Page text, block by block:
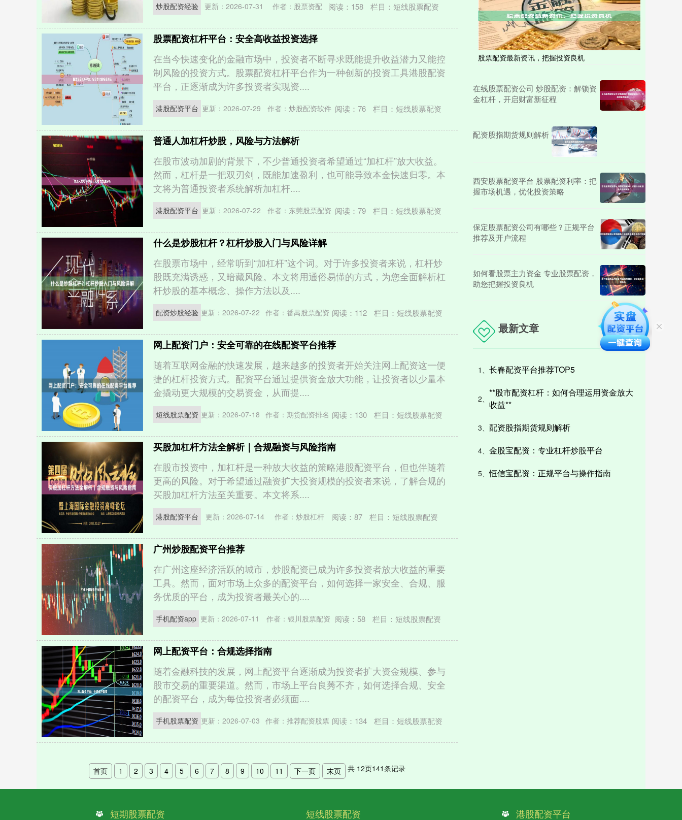
炒股配资经验 更新：2026-07-31 作者：股票资配 阅读： 158 栏目： 短线股票配资
股票配资杠杆平台：安全高收益投资选择
在当今快速变化的金融市场中，投资者不断寻求既能提升收益潜力又能控
制风险的投资方式。股票配资杠杆平台作为一种创新的投资工具港股配资
平台，正逐渐成为许多投资者实现资....
港股配资平台 更新：2026-07-29 作者：炒股配资软件 阅读： 76 栏目： 短线股票配资
普通人加杠杆炒股，风险与方法解析
在股市波动加剧的背景下，不少普通投资者希望通过“加杠杆”放大收益。
然而，杠杆是一把双刃剑，既能加速盈利，也可能导致本金快速归零。本
文将为普通投资者系统解析加杠杆....
港股配资平台 更新：2026-07-22 作者：东莞股票配资 阅读： 79 栏目： 短线股票配资
什么是炒股杠杆？杠杆炒股入门与风险详解
在股票市场中，经常听到“加杠杆”这个词。对于许多投资者来说，杠杆炒
股既充满诱惑，又暗藏风险。本文将用通俗易懂的方式，为您全面解析杠
杆炒股的基本概念、操作方法以及....
配资炒股经验 更新：2026-07-22 作者：番禺股票配资 阅读： 112 栏目： 短线股票配资
网上配资门户：安全可靠的在线配资平台推荐
随着互联网金融的快速发展，越来越多的投资者开始关注网上配资这一便
捷的杠杆投资方式。配资平台通过提供资金放大功能，让投资者以少量本
金撬动更大规模的交易资金，从而提....
短线股票配资 更新：2026-07-18 作者：期货配资排名 阅读： 130 栏目： 短线股票配资
买股加杠杆方法全解析｜合规融资与风险指南
在股市投资中，加杠杆是一种放大收益的策略港股配资平台，但也伴随着
更高的风险。对于希望通过融资扩大投资规模的投资者来说，了解合规的
买股加杠杆方法至关重要。本文将系....
港股配资平台 更新：2026-07-14 作者：炒股杠杆 阅读： 87 栏目： 短线股票配资
广州炒股配资平台推荐
在广州这座经济活跃的城市，炒股配资已成为许多投资者放大收益的重要
工具。然而，面对市场上众多的配资平台，如何选择一家安全、合规、服
务优质的平台，成为投资者最关心的....
手机配资app 更新：2026-07-11 作者：银川股票配资 阅读： 58 栏目： 短线股票配资
网上配资平台：合规选择指南
随着金融科技的发展，网上配资平台逐渐成为投资者扩大资金规模、参与
股市交易的重要渠道。然而，市场上平台良莠不齐，如何选择合规、安全
的配资平台，成为每位投资者必须面....
手机股票配资 更新：2026-07-03 作者：推荐配资股票 阅读： 134 栏目： 短线股票配资
首页 1 2 3 4 5 6 7 8 9 10 11 下一页 末页 共 12页141条记录
股票配资最新资讯，把握投资良机
在线股票配资公司 炒股配资：解锁资
金杠杆，开启财富新征程
配资股指期货规则解析
西安股票配资平台 股票配资利率：把
握市场机遇，优化投资策略
保定股票配资公司有哪些？正规平台
推荐及开户流程
如何看股票主力资金 专业股票配资，
助您把握投资良机
最新文章
1、 长春配资平台推荐TOP5
2、
**股市配资杠杆：如何合理运用资金放大
收益**
3、 配资股指期货规则解析
4、 金股宝配资：专业杠杆炒股平台
5、恒信宝配资：正规平台与操作指南
短期股票配资 短线股票配资 港股配资平台